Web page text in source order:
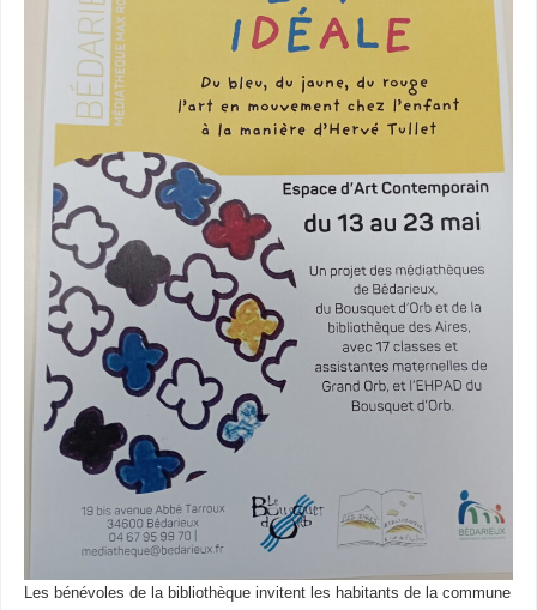
Les bénévoles de la bibliothèque invitent les habitants de la commune